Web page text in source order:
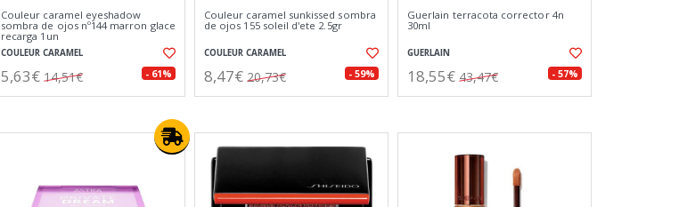
Couleur caramel eyeshadow
sombra de ojos nº144 marron glace
recarga 1un
COULEUR CARAMEL
5,63€ 14,51€ - 61%
Couleur caramel sunkissed sombra
de ojos 155 soleil d'ete 2.5gr
COULEUR CARAMEL
8,47€ 20,73€ - 59%
Guerlain terracota corrector 4n
30ml
GUERLAIN
18,55€ 43,47€ - 57%